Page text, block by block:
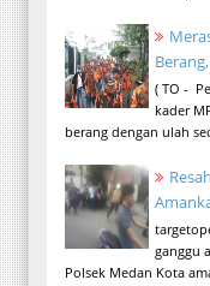
( TO -
kader
berang dengan ulah
ganggu
Polsek Medan Kota